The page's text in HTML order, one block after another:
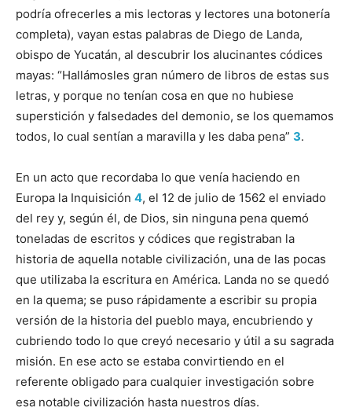
podría ofrecerles a mis lectoras y lectores una botonería
completa), vayan estas palabras de Diego de Landa,
obispo de Yucatán, al descubrir los alucinantes códices
mayas: “Hallámosles gran número de libros de estas sus
letras, y porque no tenían cosa en que no hubiese
superstición y falsedades del demonio, se los quemamos
todos, lo cual sentían a maravilla y les daba pena” 3.
En un acto que recordaba lo que venía haciendo en
Europa la Inquisición 4, el 12 de julio de 1562 el enviado
del rey y, según él, de Dios, sin ninguna pena quemó
toneladas de escritos y códices que registraban la
historia de aquella notable civilización, una de las pocas
que utilizaba la escritura en América. Landa no se quedó
en la quema; se puso rápidamente a escribir su propia
versión de la historia del pueblo maya, encubriendo y
cubriendo todo lo que creyó necesario y útil a su sagrada
misión. En ese acto se estaba convirtiendo en el
referente obligado para cualquier investigación sobre
esa notable civilización hasta nuestros días.